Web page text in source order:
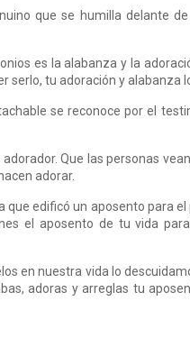
que se humilla delante
es la alabanza y la
serlo, tu adoración y alabanza
se reconoce por el
Que las personas
adorar.
que edificó un aposento para
el aposento de tu vida
en nuestra vida lo
adoras y arreglas tu